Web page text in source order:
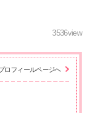
3536view
ロフィールページへ